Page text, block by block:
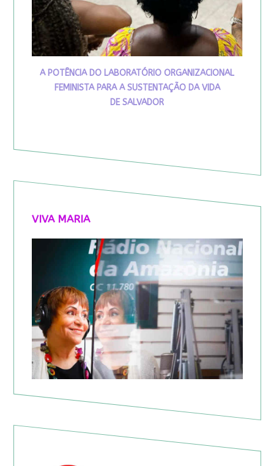
A POTÊNCIA DO LABORATÓRIO ORGANIZACIONAL
FEMINISTA PARA A SUSTENTAÇÃO DA VIDA
DE SALVADOR
VIVA MARIA